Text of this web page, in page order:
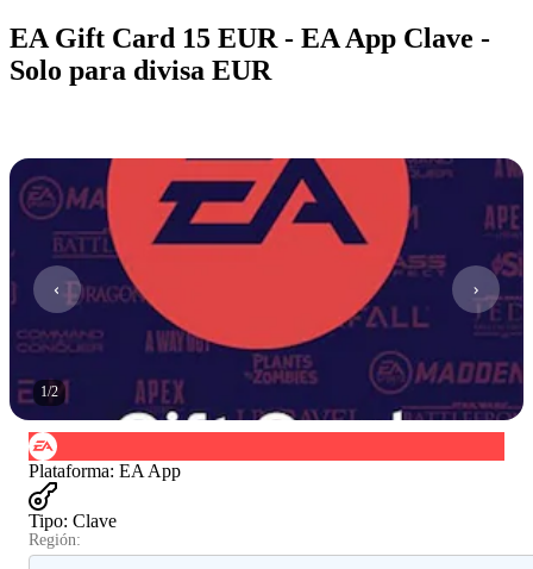
EA Gift Card 15 EUR - EA App Clave -
Solo para divisa EUR
1/2
Plataforma: EA App
Tipo: Clave
Región: